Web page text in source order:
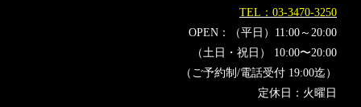
TEL：03-3470-3250
OPEN：（平日）11:00～20:00
（土日・祝日） 10:00〜20:00
（ご予約制/電話受付 19:00迄）
定休日：火曜日